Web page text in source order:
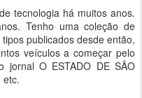
tecnologia há muitos anos.
Tenho uma coleção de
publicados desde então,
veículos a começar pelo
jornal O ESTADO DE SÃO
etc.